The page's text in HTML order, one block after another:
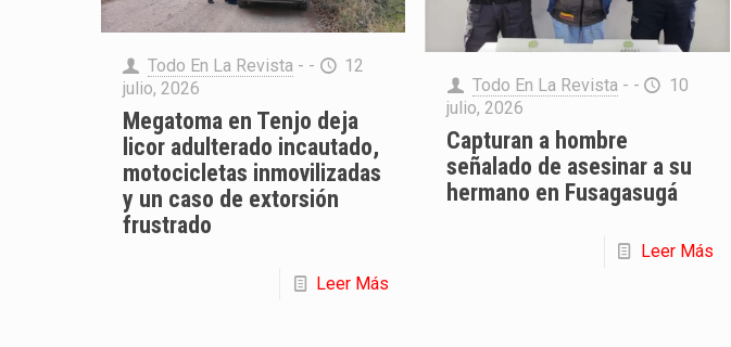
Todo En La Revista - -
12
julio, 2026
Megatoma en Tenjo deja
licor adulterado incautado,
motocicletas inmovilizadas
y un caso de extorsión
frustrado
Leer Más
Todo En La Revista - -
10
julio, 2026
Capturan a hombre
señalado de asesinar a su
hermano en Fusagasugá
Leer Más